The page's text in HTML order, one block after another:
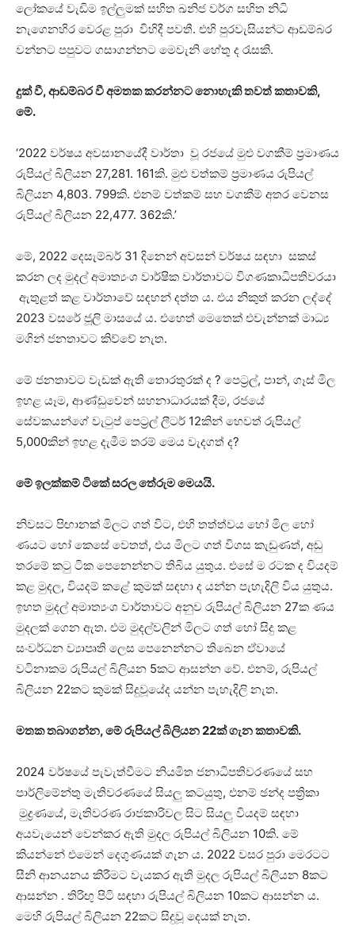
ලෝකයේ වැඩිම ඉල්ලුමක් සහිත ඛනිජ වර්ග සහිත නිධි
නැගෙනහිර වෙරළ පුරා විහිදී පවතී. එහි පුරවැසියන්ට ආඩම්බර
වන්නට පපුවට ගසාගන්නට මෙවැනි හේතු ද රැසකි.
දුක් වී, ආඩම්බර වී අමතක කරන්නට නොහැකි තවත් කතාවකි,
මේ.
‘2022 වර්ෂය අවසානයේදී වාර්තා වූ රජයේ මුළු වගකීම් ප්‍රමාණය
රුපියල් බිලියන 27,281. 161කි. මුළු වත්කම් ප්‍රමාණය රුපියල්
බිලියන 4,803. 799කි. එනම් වත්කම් සහ වගකීම් අතර වෙනස
රුපියල් බිලියන 22,477. 362කි.’
මේ, 2022 දෙසැම්බර් 31 දිනෙන් අවසන් වර්ෂය සඳහා සකස්
කරන ලද මුදල් අමාත්‍යංශ වාර්ෂික වාර්තාවට විගණකාධිපතිවරයා
ඇතුළත් කළ වාර්තාවේ සඳහන් දත්ත ය. එය නිකුත් කරන ලද්දේ
2023 වසරේ ජූලි මාසයේ ය. එහෙත් මෙතෙක් එවැන්නක් මාධ්‍ය
මගින් ජනතාවට කිව්වේ නැත.
මේ ජනතාවට වැඩක් ඇති තොරතුරක් ද ? පෙට්‍රල්, පාන්, ගෑස් මිල
ඉහළ යෑම, ආණ්ඩුවෙන් සහනාධාරයක් දීම, රජයේ
සේවකයන්ගේ වැටුප් පෙට්‍රල් ලීටර් 12කින් හෙවත් රුපියල්
5,000කින් ඉහළ දැමීම තරම් මෙය වැදගත් ද?
මේ ඉලක්කම් ටිකේ සරල තේරුම මෙයයි.
නිවසට පිඟානක් මිලට ගත් විට, එහි තත්ත්වය හෝ මිල හෝ
ණයට හෝ කෙසේ වෙතත්, එය මිලට ගත් විගස කැඩුණත්, අඩු
තරමේ කටු ටික පෙනෙන්නට තිබිය යුතුය. එසේ ම රටක ද වියදම්
කළ මුදල, වියදම් කළේ කුමක් සඳහා ද යන්න පැහැදිලි විය යුතුය.
ඉහත මුදල් අමාත්‍යංශ වාර්තාවට අනුව රුපියල් බිලියන 27ක ණය
මුදලක් ගෙන ඇත. එම මුදල්වලින් මිලට ගත් හෝ සිදු කළ
සංවර්ධන ව්‍යාපෘති ලෙස පෙනෙන්නට තිබෙන ඒවායේ
වටිනාකම රුපියල් බිලියන 5කට ආසන්න වේ. එනම්, රුපියල්
බිලියන 22කට කුමක් සිදුවූයේද යන්න පැහැදිලි නැත.
මතක තබාගන්න, මේ රුපියල් බිලියන 22ක් ගැන කතාවකි.
2024 වර්ෂයේ පැවැත්වීමට නියමිත ජනාධිපතිවරණයේ සහ
පාර්ලිමේන්තු මැතිවරණයේ සියලු කටයුතු, එනම් ඡන්ද පත්‍රිකා
මුද්‍රණයේ, මැතිවරණ රාජකාරිවල සිට සියලු වියදම් සඳහා
අයවැයෙන් වෙන්කර ඇති මුදල රුපියල් බිලියන 10කි. මේ
කියන්නේ එමෙන් දෙගුණයක් ගැන ය. 2022 වසර පුරා මෙරටට
සීනි ආනයනය කිරීමට වැයකර ඇති මුදල රුපියල් බිලියන 8කට
ආසන්න . තිරිඟු පිටි සඳහා රුපියල් බිලියන 10කට ආසන්න ය.
මෙහි රුපියල් බිලියන 22කට සිදුවූ දෙයක් නැත.